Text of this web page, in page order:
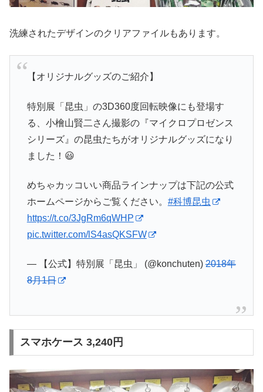
洗練されたデザインのクリアファイルもあります。
【オリジナルグッズのご紹介】
特別展「昆虫」の3D360度回転映像にも登場す
る、小檜山賢二さん撮影の『マイクロプロゼンス
シリーズ』の昆虫たちがオリジナルグッズになり
ました！😃
めちゃカッコいい商品ラインナップは下記の公式
ホームページからご覧ください。 #科博昆虫
https://t.co/3JgRm6qWHP
pic.twitter.com/lS4asQKSFW
— 【公式】特別展「昆虫」 (@konchuten)2018年
8月1日
スマホケース 3,240円